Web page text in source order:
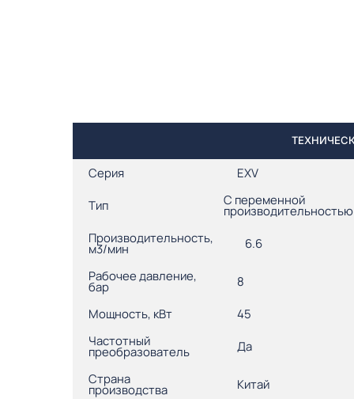
Серия EXV
Тип С переменной
производительностью
Производительность,
м3/мин 6.6
Рабочее давление,
бар 8
Мощность, кВт
45
Частотный
преобразователь Да
Страна
производства Китай